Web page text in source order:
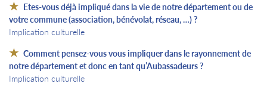
Etes-vous déjà impliqué dans la vie de notre département ou de
votre commune (association, bénévolat, réseau, …) ?
Implication culturelle
Comment pensez-vous vous impliquer dans le rayonnement de
notre département et donc en tant qu’Aubassadeurs ?
Implication culturelle